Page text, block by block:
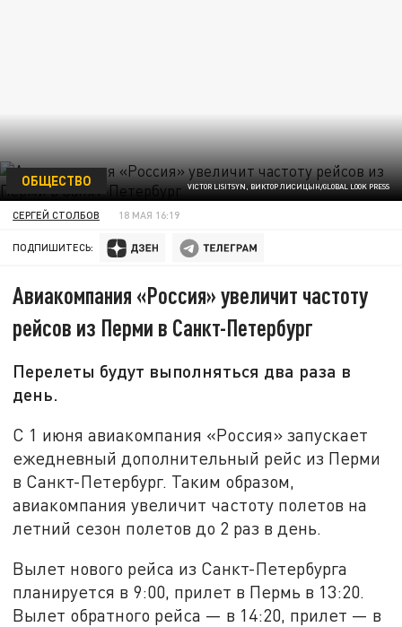
VICTOR LISITSYN, ВИКТОР ЛИСИЦЫН/GLOBAL LOOK PRESS
ОБЩЕСТВО
СЕРГЕЙ СТОЛБОВ 18 МАЯ 16:19
ПОДПИШИТЕСЬ:
Авиакомпания «Россия» увеличит частоту
рейсов из Перми в Санкт-Петербург
Перелеты будут выполняться два раза в
день.
С 1 июня авиакомпания «Россия» запускает
ежедневный дополнительный рейс из Перми
в Санкт-Петербург. Таким образом,
авиакомпания увеличит частоту полетов на
летний сезон полетов до 2 раз в день.
Вылет нового рейса из Санкт-Петербурга
планируется в 9:00, прилет в Пермь в 13:20.
Вылет обратного рейса — в 14:20, прилет — в